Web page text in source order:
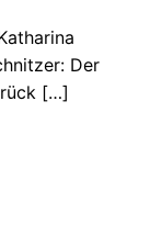
Der
[…]